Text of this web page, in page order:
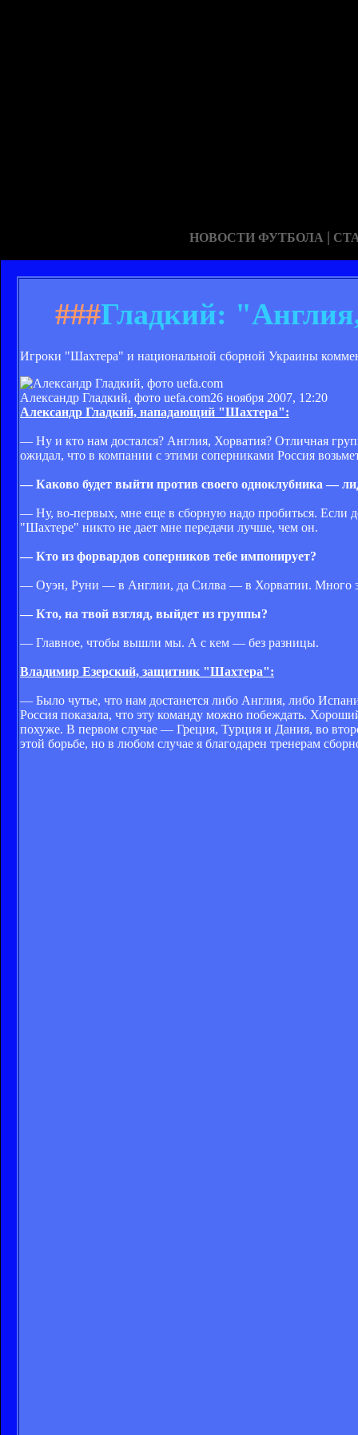
НОВОСТИ ФУТБОЛА |
###Гладкий:
Игроки "Шахтера" и национальной сборной Украины
Александр Гладкий, фото uefa.com26 ноября 2007, 12:20
Александр Гладкий, нападающий "Шахтера":
— Ну и кто нам достался? Англия, Хорватия? Отличная
ожидал, что в компании с этими соперниками Россия
— Каково будет выйти против своего одноклубника —
— Ну, во-первых, мне еще в сборную надо пробиться. Если
"Шахтере" никто не дает мне передачи лучше, чем он.
— Кто из форвардов соперников тебе импонирует?
— Оуэн, Руни — в Англии, да Силва — в Хорватии. Много
— Кто, на твой взгляд, выйдет из группы?
— Главное, чтобы вышли мы. А с кем — без разницы.
Владимир Езерский, защитник "Шахтера":
— Было чутье, что нам достанется либо Англия, либо
Россия показала, что эту команду можно побеждать.
похуже. В первом случае — Греция, Турция и Дания, во
этой борьбе, но в любом случае я благодарен тренерам